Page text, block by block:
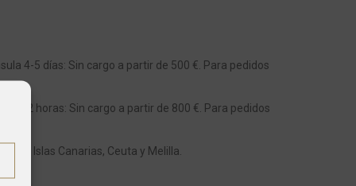
4-5 días: Sin cargo a partir de 500 €. Para pedidos
48-72 horas: Sin cargo a partir de 800 €. Para pedidos
a Islas Canarias, Ceuta y Melilla.